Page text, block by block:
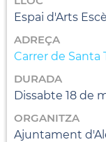
Espai d'Arts
ADREÇA
Carrer de Santa
DURADA
Dissabte 18 de
ORGANITZA
Ajuntament